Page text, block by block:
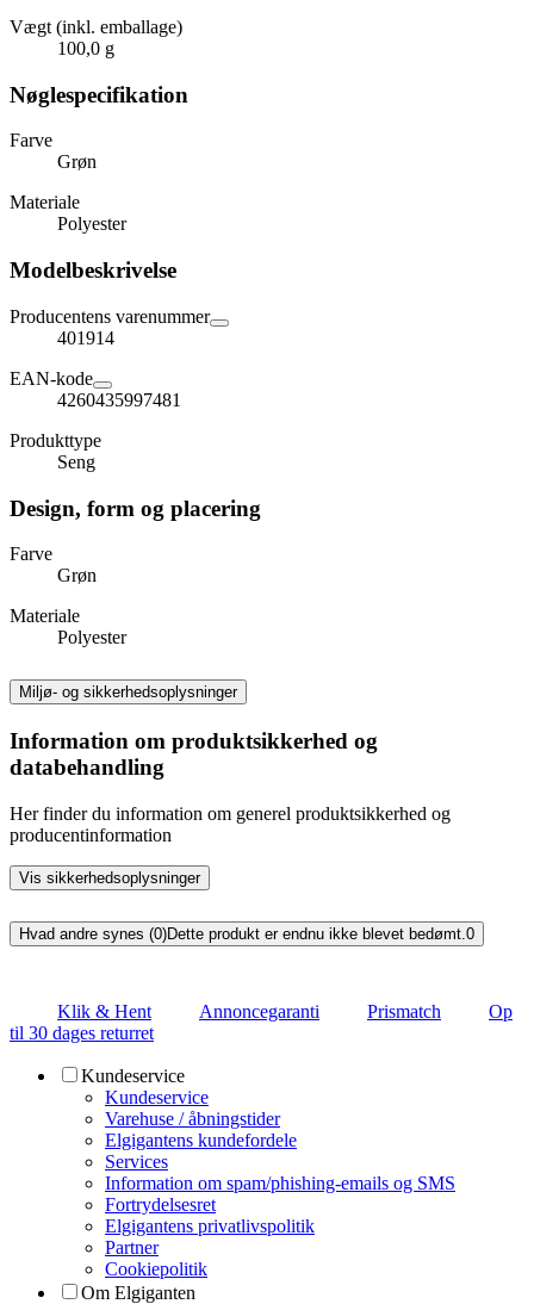
Vægt (inkl. emballage)
100,0 g
Nøglespecifikation
Farve
Grøn
Materiale
Polyester
Modelbeskrivelse
Producentens varenummer
401914
EAN-kode
4260435997481
Produkttype
Seng
Design, form og placering
Farve
Grøn
Materiale
Polyester
Miljø- og sikkerhedsoplysninger
Information om produktsikkerhed og
databehandling
Her finder du information om generel produktsikkerhed og
producentinformation
Vis sikkerhedsoplysninger
Hvad andre synes (0)Dette produkt er endnu ikke blevet bedømt. 0
Klik & Hent Annoncegaranti Prismatch
Op
til 30 dages returret
Kundeservice
Kundeservice
Varehuse / åbningstider
Elgigantens kundefordele
Services
Information om spam/phishing-emails og SMS
Fortrydelsesret
Elgigantens privatlivspolitik
Partner
Cookiepolitik
Om Elgiganten